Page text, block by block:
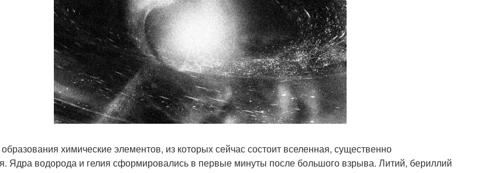
химические элементов, из которых сейчас состоит вселенная, существенно
Ядра водорода и гелия сформировались в первые минуты после большого взрыва. Литий, бериллий